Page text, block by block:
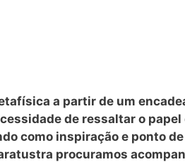
a partir de um
de ressaltar o
como inspiração e ponto
procuramos